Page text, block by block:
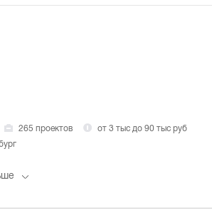
265 проектов
от 3 тыс до 90 тыс руб